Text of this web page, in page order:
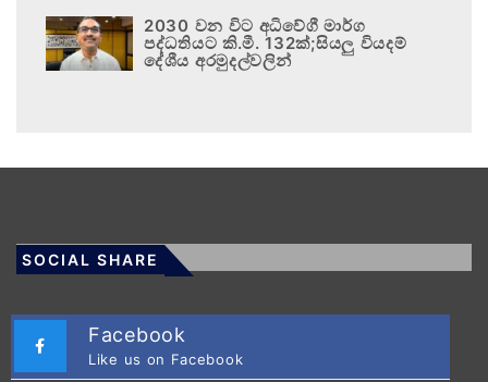
2030 වන විට අධිවේගී මාර්ග
පද්ධතියට කි.මී. 132ක්;සියලු වියදම්
දේශීය අරමුදල්වලින්
SOCIAL SHARE
Facebook
Like us on Facebook